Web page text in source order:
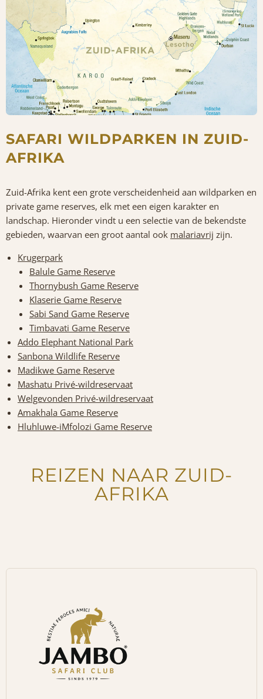
SAFARI WILDPARKEN IN ZUID-
AFRIKA
Zuid-Afrika kent een grote verscheidenheid aan wildparken en
private game reserves, elk met een eigen karakter en
landschap. Hieronder vindt u een selectie van de bekendste
gebieden, waarvan een groot aantal ook malariavrij zijn.
Krugerpark
Balule Game Reserve
Thornybush Game Reserve
Klaserie Game Reserve
Sabi Sand Game Reserve
Timbavati Game Reserve
Addo Elephant National Park
Sanbona Wildlife Reserve
Madikwe Game Reserve
Mashatu Privé-wildreservaat
Welgevonden Privé-wildreservaat
Amakhala Game Reserve
Hluhluwe-iMfolozi Game Reserve
REIZEN NAAR ZUID-
AFRIKA